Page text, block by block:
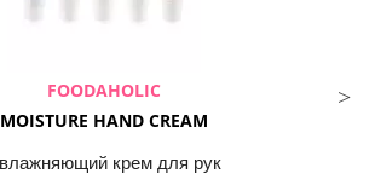
FOODAHOLIC
MOISTURE HAND CREAM
крем для рук